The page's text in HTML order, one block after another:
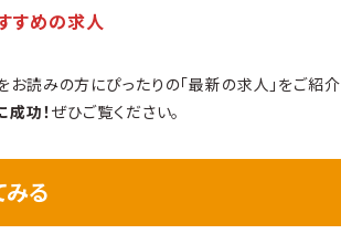
すめの求人
お読みの方にぴったりの「最新の求人」をご紹介
功！ぜひご覧ください。
る